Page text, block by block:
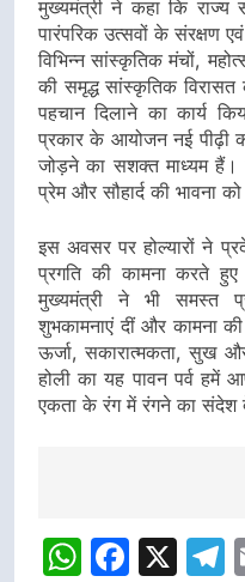
मुख्यमंत्री ने कहा कि
पारंपरिक उत्सवों के संरक्षण
विभिन्न सांस्कृतिक मंचों,
की समृद्ध सांस्कृतिक विरासत
पहचान दिलाने का कार्य
प्रकार के आयोजन नई पीढ़ी
जोड़ने का सशक्त माध्यम हैं।
प्रेम और सौहार्द की भावना
इस अवसर पर होल्यारों ने
प्रगति की कामना करते
मुख्यमंत्री ने भी समस्त
शुभकामनाएं दीं और कामना
ऊर्जा, सकारात्मकता, सुख
होली का यह पावन पर्व हमें
एकता के रंग में रंगने का संदेश
navigation
X